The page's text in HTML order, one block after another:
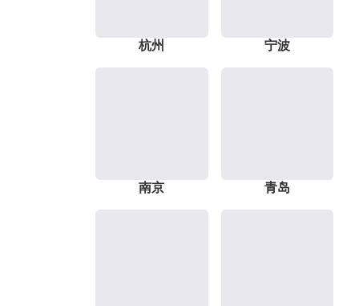
杭州 宁波
南京 青岛